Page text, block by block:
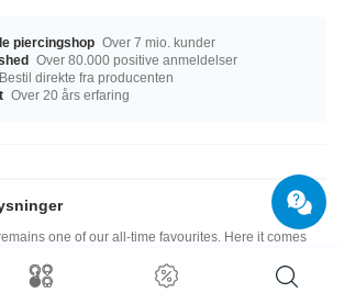
piercingshop Over 7 mio. kunder
Over 80.000 positive anmeldelser
Bestil direkte fra producenten
Over 20 års erfaring
one of our all-time favourites. Here it comes
you like it best.